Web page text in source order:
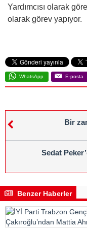
Yardımcısı olarak
olarak görev yapıyor.
WhatsApp E-posta
Bir
Sedat
Benzer Haberler